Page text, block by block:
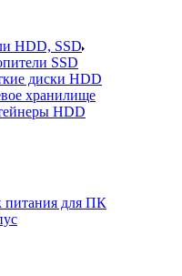
HDD, SSD
SSD
диски HDD
хранилище
HDD
питания для ПК